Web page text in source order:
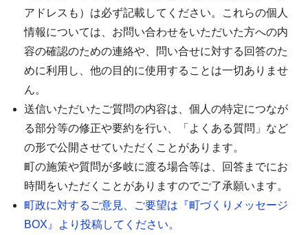
アドレスも）は必ず記載してください。これらの個人
情報については、お問い合わせをいただいた方への内
容の確認のための連絡や、問い合せに対する回答のた
めに利用し、他の目的に使用することは一切ありませ
ん。
送信いただいたご質問の内容は、個人の特定につなが
る部分等の修正や要約を行い、「よくある質問」など
の形で公開させていただくことがあります。
町の施策や質問が多岐に渡る場合等は、回答までにお
時間をいただくことがありますのでご了承願います。
町政に対するご意見、ご要望は『町づくりメッセージ
BOX』より投稿してください。